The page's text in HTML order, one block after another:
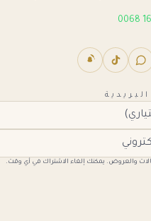
والعروض. يمكنك إلغاء الاشتراك في أي وقت.